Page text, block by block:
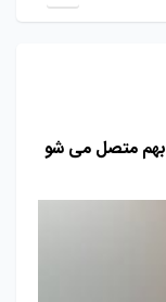
چند سوئیچ 2960S بوسیله StackWise بهم متصل می شو